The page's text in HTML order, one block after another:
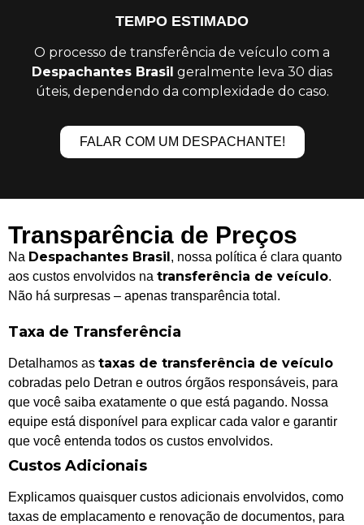
TEMPO ESTIMADO
O processo de transferência de veículo com a
Despachantes Brasil geralmente leva 30 dias
úteis, dependendo da complexidade do caso.
FALAR COM UM DESPACHANTE!
Transparência de Preços
Na Despachantes Brasil, nossa política é clara quanto
aos custos envolvidos na transferência de veículo.
Não há surpresas – apenas transparência total.
Taxa de Transferência
Detalhamos as taxas de transferência de veículo
cobradas pelo Detran e outros órgãos responsáveis, para
que você saiba exatamente o que está pagando. Nossa
equipe está disponível para explicar cada valor e garantir
que você entenda todos os custos envolvidos.
Custos Adicionais
Explicamos quaisquer custos adicionais envolvidos, como
taxas de emplacamento e renovação de documentos, para